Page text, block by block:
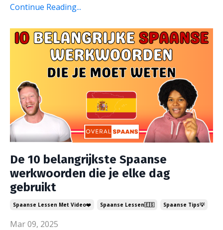
Continue Reading...
De 10 belangrijkste Spaanse
werkwoorden die je elke dag
gebruikt
Spaanse Lessen Met Video❤️ Spaanse Lessen🇪🇸 Spaanse Tips💡
Mar 09, 2025